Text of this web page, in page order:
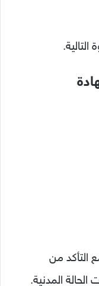
التأكد من
المدنية.